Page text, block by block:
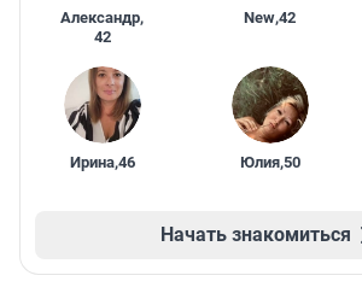
Александр,
42
New,42
Ирина,46 Юлия,50
Начать знакомиться